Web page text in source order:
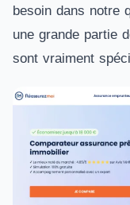
besoin dans notre
une grande partie
sont vraiment